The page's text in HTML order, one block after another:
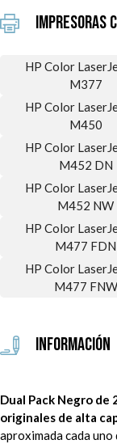
Impresoras
HP Color
M377
HP Color
M450
HP Color
M452 DN
HP Color
M452 NW
HP Color
M477 FDN
HP Color
M477 FNW
Información
Dual Pack Negro de
originales de alta
aproximada cada